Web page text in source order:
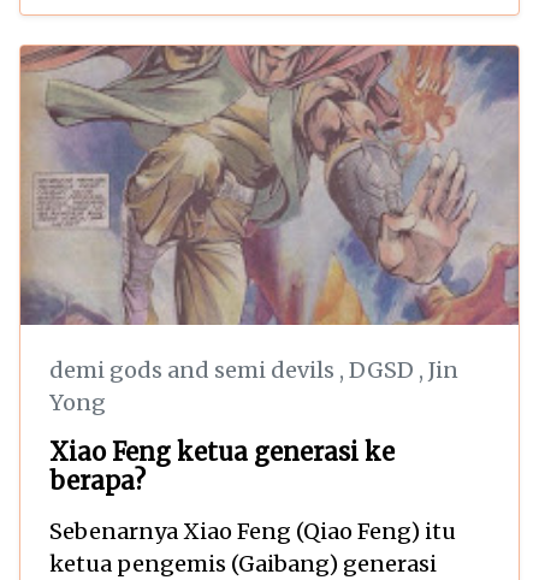
demi gods and semi devils , DGSD , Jin
Yong
Xiao Feng ketua generasi ke
berapa?
Sebenarnya Xiao Feng (Qiao Feng) itu
ketua pengemis (Gaibang) generasi